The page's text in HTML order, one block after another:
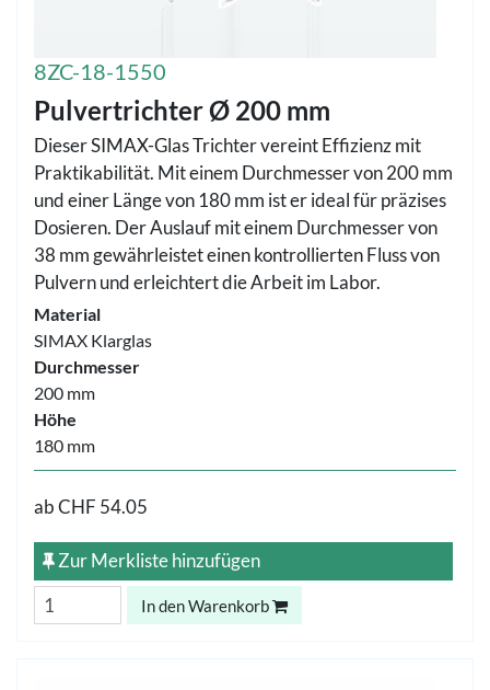
8ZC-18-1550
Pulvertrichter Ø 200 mm
Dieser SIMAX-Glas Trichter vereint Effizienz mit
Praktikabilität. Mit einem Durchmesser von 200 mm
und einer Länge von 180 mm ist er ideal für präzises
Dosieren. Der Auslauf mit einem Durchmesser von
38 mm gewährleistet einen kontrollierten Fluss von
Pulvern und erleichtert die Arbeit im Labor.
Material
SIMAX Klarglas
Durchmesser
200 mm
Höhe
180 mm
abCHF 54.05
Zur Merkliste hinzufügen
In den Warenkorb